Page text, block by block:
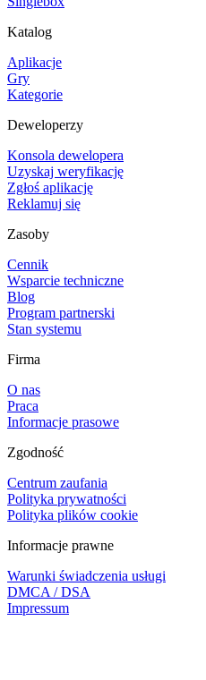
Katalog
Aplikacje
Gry
Kategorie
Deweloperzy
Konsola dewelopera
Uzyskaj weryfikację
Zgłoś aplikację
Reklamuj się
Zasoby
Cennik
Wsparcie techniczne
Blog
Program partnerski
Stan systemu
Firma
O nas
Praca
Informacje prasowe
Zgodność
Centrum zaufania
Polityka prywatności
Polityka plików cookie
Informacje prawne
Warunki świadczenia usługi
DMCA / DSA
Impressum